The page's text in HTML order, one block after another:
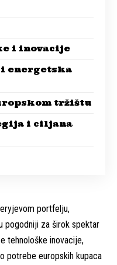
i inovacije
energetska
tržištu
i ciljana
portfelju,
pogodniji za širok spektar
tehnološke inovacije,
potrebe europskih kupaca